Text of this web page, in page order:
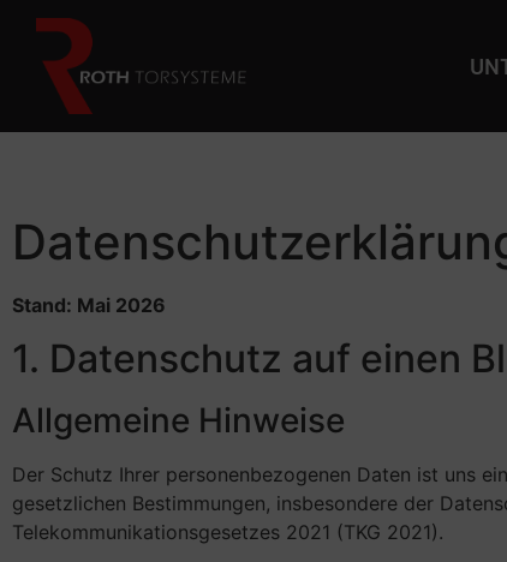
Stand: Mai 2026
1. Datenschutz auf einen
Allgemeine Hinweise
Der Schutz Ihrer personenbezogenen Daten ist uns
gesetzlichen Bestimmungen, insbesondere der
Telekommunikationsgesetzes 2021 (TKG 2021).